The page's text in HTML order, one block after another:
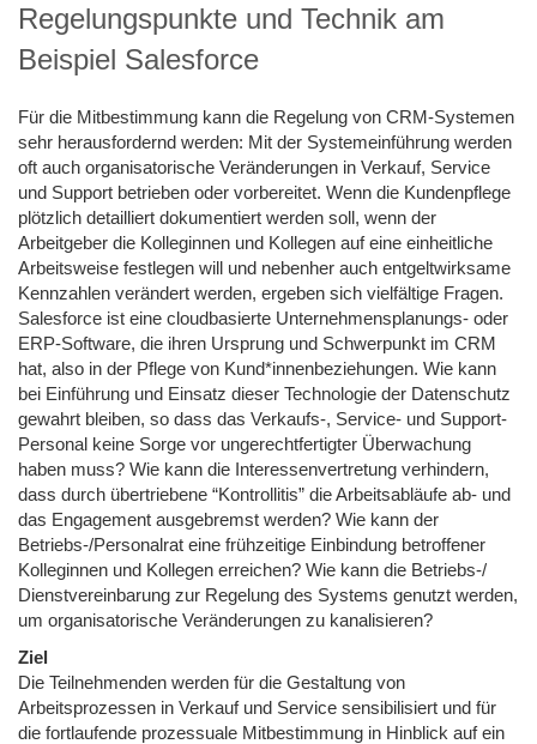
Regelungspunkte und Technik am
Beispiel Salesforce
Für die Mitbestimmung kann die Regelung von CRM-Systemen
sehr herausfordernd werden: Mit der Systemeinführung werden
oft auch organisatorische Veränderungen in Verkauf, Service
und Support betrieben oder vorbereitet. Wenn die Kundenpflege
plötzlich detailliert dokumentiert werden soll, wenn der
Arbeitgeber die Kolleginnen und Kollegen auf eine einheitliche
Arbeitsweise festlegen will und nebenher auch entgeltwirksame
Kennzahlen verändert werden, ergeben sich vielfältige Fragen.
Salesforce ist eine cloudbasierte Unternehmensplanungs- oder
ERP-Software, die ihren Ursprung und Schwerpunkt im CRM
hat, also in der Pflege von Kund*innenbeziehungen. Wie kann
bei Einführung und Einsatz dieser Technologie der Datenschutz
gewahrt bleiben, so dass das Verkaufs-, Service- und Support-
Personal keine Sorge vor ungerechtfertigter Überwachung
haben muss? Wie kann die Interessenvertretung verhindern,
dass durch übertriebene “Kontrollitis” die Arbeitsabläufe ab- und
das Engagement ausgebremst werden? Wie kann der
Betriebs-/Personalrat eine frühzeitige Einbindung betroffener
Kolleginnen und Kollegen erreichen? Wie kann die Betriebs-/
Dienstvereinbarung zur Regelung des Systems genutzt werden,
um organisatorische Veränderungen zu kanalisieren?
Ziel
Die Teilnehmenden werden für die Gestaltung von
Arbeitsprozessen in Verkauf und Service sensibilisiert und für
die fortlaufende prozessuale Mitbestimmung in Hinblick auf ein